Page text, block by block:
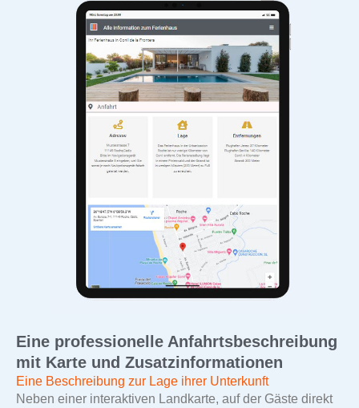
Eine professionelle Anfahrtsbeschreibung
mit Karte und Zusatzinformationen
Eine Beschreibung zur Lage ihrer Unterkunft
Neben einer interaktiven Landkarte, auf der Gäste direkt